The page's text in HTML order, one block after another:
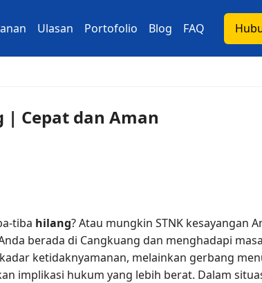
Ulasan Portofolio Blog FAQ
| Cepat dan Aman
tiba hilang? Atau mungkin STNK kesayangan
berada di Cangkuang dan menghadapi
ketidaknyamanan, melainkan gerbang
implikasi hukum yang lebih berat. Dalam